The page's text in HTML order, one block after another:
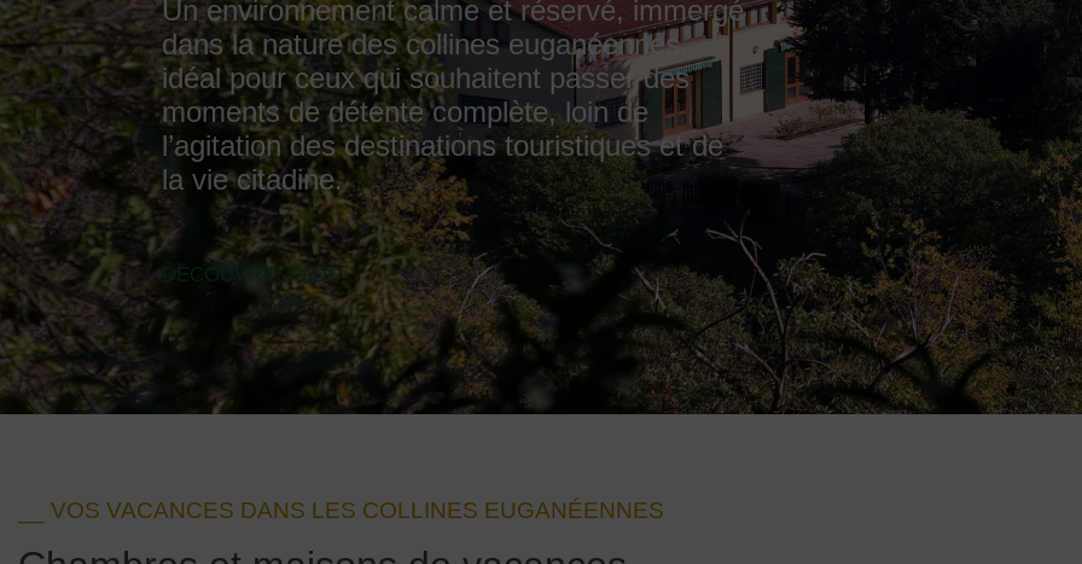
Un environnement calme et réservé, immergé
dans la nature des collines euganéennes,
idéal pour ceux qui souhaitent passer des
moments de détente complète, loin de
l’agitation des destinations touristiques et de
la vie citadine.
DÉCOUVRIR PLUS
__ VOS VACANCES DANS LES COLLINES EUGANÉENNES